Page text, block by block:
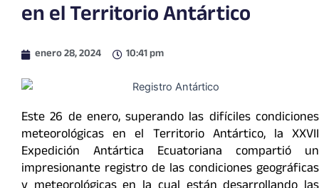
en el Territorio Antártico
enero 28, 2024 10:41 pm
Este 26 de enero, superando las difíciles condiciones
meteorológicas en el Territorio Antártico, la XXVII
Expedición Antártica Ecuatoriana compartió un
impresionante registro de las condiciones geográficas